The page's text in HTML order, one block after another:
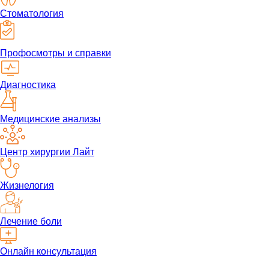
Стоматология
Профосмотры и справки
Диагностика
Медицинские анализы
Центр хирургии Лайт
Жизнелогия
Лечение боли
Онлайн консультация